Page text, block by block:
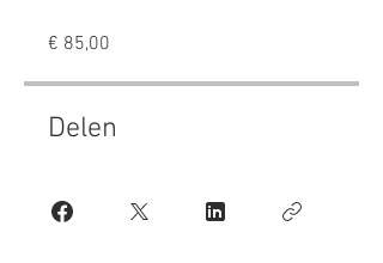
€ 85,00
Delen